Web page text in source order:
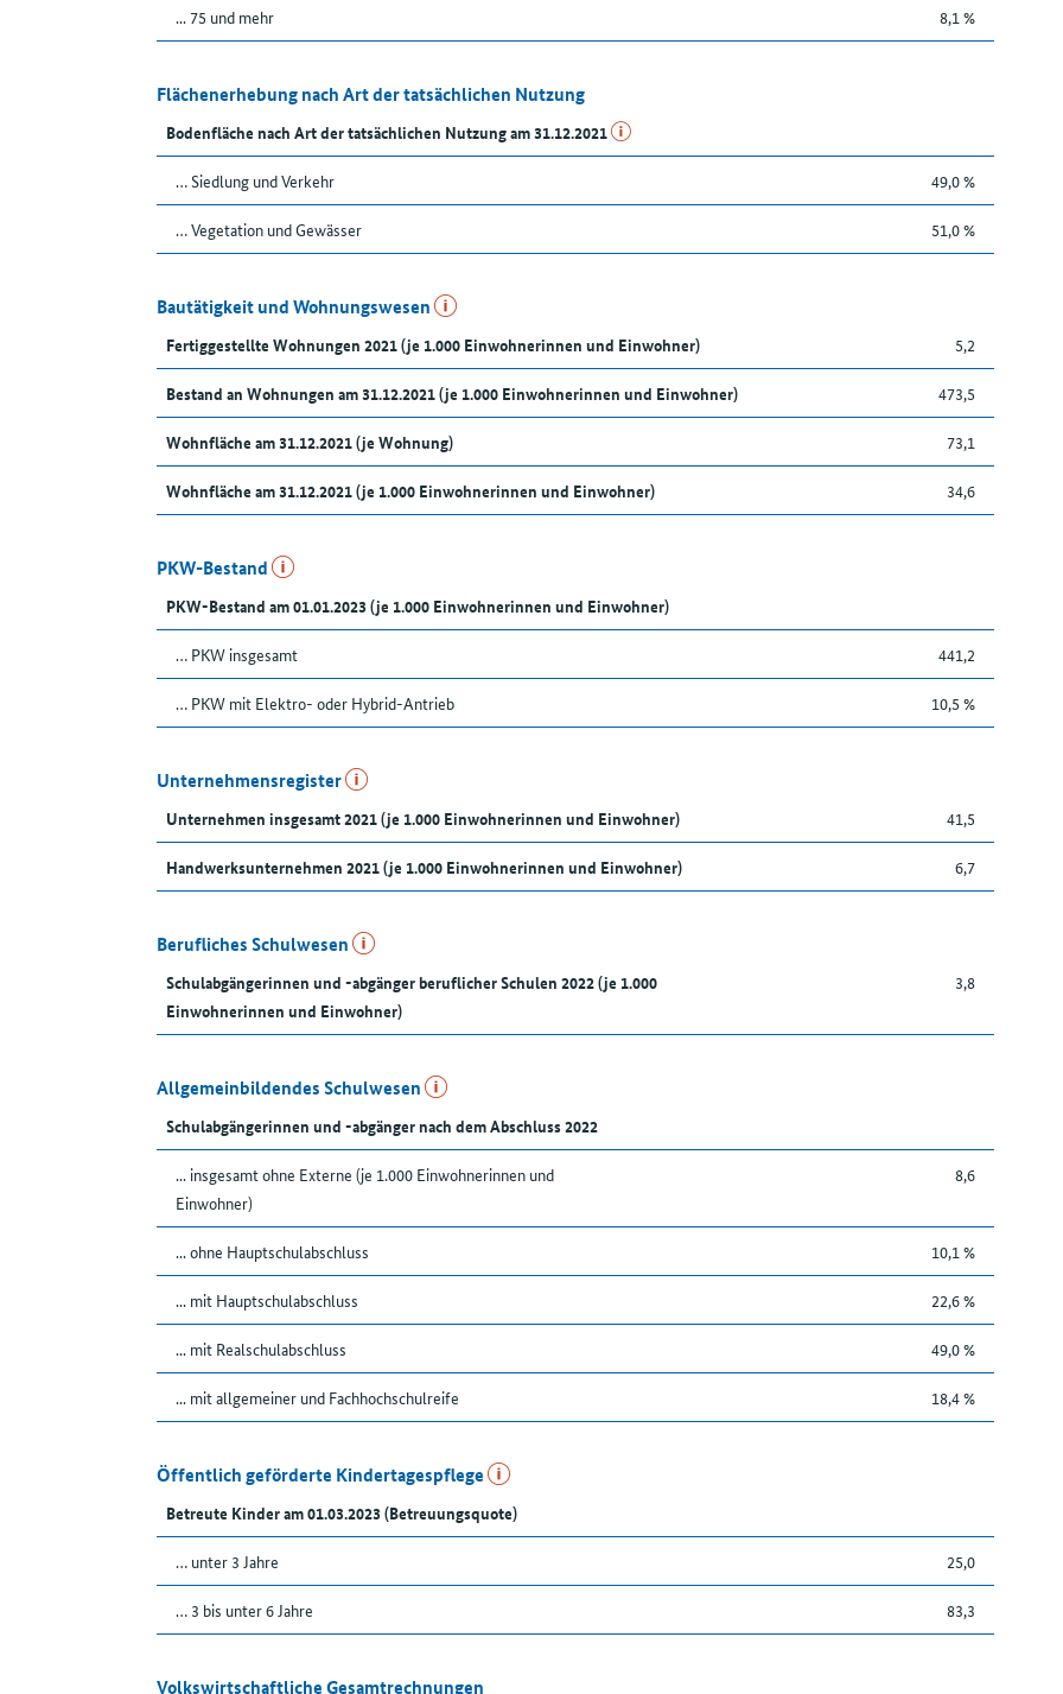
... 75 und mehr 8,1 %
Flächenerhebung nach Art der tatsächlichen Nutzung
Bodenfläche nach Art der tatsächlichen Nutzung am 31.12.2021
… Siedlung und Verkehr 49,0 %
… Vegetation und Gewässer 51,0 %
Bautätigkeit und Wohnungswesen
Fertiggestellte Wohnungen 2021 (je 1.000 Einwohnerinnen und Einwohner) 5,2
Bestand an Wohnungen am 31.12.2021 (je 1.000 Einwohnerinnen und Einwohner) 473,5
Wohnfläche am 31.12.2021 (je Wohnung) 73,1
Wohnfläche am 31.12.2021 (je 1.000 Einwohnerinnen und Einwohner) 34,6
PKW-Bestand
PKW-Bestand am 01.01.2023 (je 1.000 Einwohnerinnen und Einwohner)
… PKW insgesamt 441,2
… PKW mit Elektro- oder Hybrid-Antrieb 10,5 %
Unternehmensregister
Unternehmen insgesamt 2021 (je 1.000 Einwohnerinnen und Einwohner) 41,5
Handwerksunternehmen 2021 (je 1.000 Einwohnerinnen und Einwohner) 6,7
Berufliches Schulwesen
Schulabgängerinnen und -abgänger beruflicher Schulen 2022 (je 1.000
Einwohnerinnen und Einwohner)
3,8
Allgemeinbildendes Schulwesen
Schulabgängerinnen und -abgänger nach dem Abschluss 2022
... insgesamt ohne Externe (je 1.000 Einwohnerinnen und
Einwohner)
8,6
... ohne Hauptschulabschluss 10,1 %
... mit Hauptschulabschluss 22,6 %
... mit Realschulabschluss 49,0 %
... mit allgemeiner und Fachhochschulreife 18,4 %
Öffentlich geförderte Kindertagespflege
Betreute Kinder am 01.03.2023 (Betreuungsquote)
… unter 3 Jahre 25,0
… 3 bis unter 6 Jahre 83,3
Volkswirtschaftliche Gesamtrechnungen